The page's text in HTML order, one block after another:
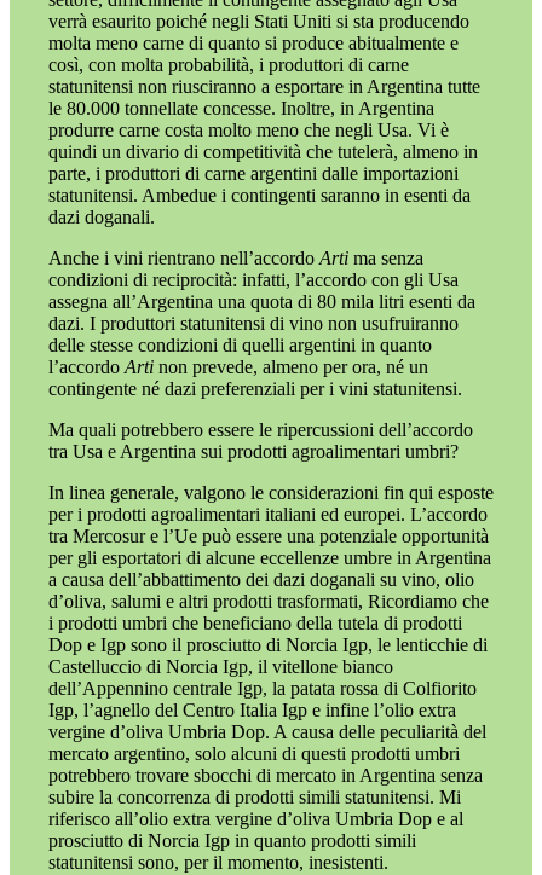
verrà esaurito poiché negli Stati Uniti si sta producendo
molta meno carne di quanto si produce abitualmente e
così, con molta probabilità, i produttori di carne
statunitensi non riusciranno a esportare in Argentina tutte
le 80.000 tonnellate concesse. Inoltre, in Argentina
produrre carne costa molto meno che negli Usa. Vi è
quindi un divario di competitività che tutelerà, almeno in
parte, i produttori di carne argentini dalle importazioni
statunitensi. Ambedue i contingenti saranno in esenti da
dazi doganali.
Anche i vini rientrano nell’accordo Arti ma senza
condizioni di reciprocità: infatti, l’accordo con gli Usa
assegna all’Argentina una quota di 80 mila litri esenti da
dazi. I produttori statunitensi di vino non usufruiranno
delle stesse condizioni di quelli argentini in quanto
l’accordo Arti non prevede, almeno per ora, né un
contingente né dazi preferenziali per i vini statunitensi.
Ma quali potrebbero essere le ripercussioni dell’accordo
tra Usa e Argentina sui prodotti agroalimentari umbri?
In linea generale, valgono le considerazioni fin qui esposte
per i prodotti agroalimentari italiani ed europei. L’accordo
tra Mercosur e l’Ue può essere una potenziale opportunità
per gli esportatori di alcune eccellenze umbre in Argentina
a causa dell’abbattimento dei dazi doganali su vino, olio
d’oliva, salumi e altri prodotti trasformati, Ricordiamo che
i prodotti umbri che beneficiano della tutela di prodotti
Dop e Igp sono il prosciutto di Norcia Igp, le lenticchie di
Castelluccio di Norcia Igp, il vitellone bianco
dell’Appennino centrale Igp, la patata rossa di Colfiorito
Igp, l’agnello del Centro Italia Igp e infine l’olio extra
vergine d’oliva Umbria Dop. A causa delle peculiarità del
mercato argentino, solo alcuni di questi prodotti umbri
potrebbero trovare sbocchi di mercato in Argentina senza
subire la concorrenza di prodotti simili statunitensi. Mi
riferisco all’olio extra vergine d’oliva Umbria Dop e al
prosciutto di Norcia Igp in quanto prodotti simili
statunitensi sono, per il momento, inesistenti.